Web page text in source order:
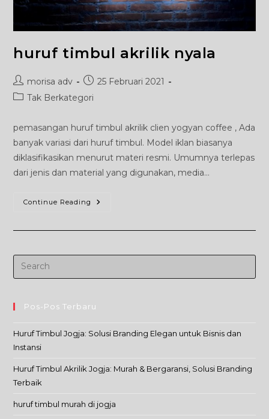
huruf timbul akrilik nyala
Post
author:
morisa adv
Post
published:
25 Februari 2021
PostTak Berkategori
pemasangan huruf timbul akrilik clien yogyan coffee , Ada
banyak variasi dari huruf timbul. Model iklan biasanya
diklasifikasikan menurut materi resmi. Umumnya terlepas
dari jenis dan material yang digunakan, media…
Continue Reading Huruf
Pos-Pos Terbaru
Huruf Timbul Jogja: Solusi Branding Elegan untuk Bisnis dan
Instansi
Huruf Timbul Akrilik Jogja: Murah & Bergaransi, Solusi Branding
Terbaik
huruf timbul murah di jogja